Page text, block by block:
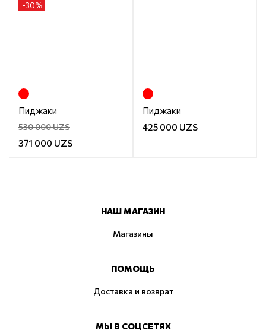
-30%
Пиджаки
530 000 UZS
371 000 UZS
Пиджаки
425 000 UZS
НАШ МАГАЗИН
Магазины
ПОМОЩЬ
Доставка и возврат
МЫ В СОЦСЕТЯХ